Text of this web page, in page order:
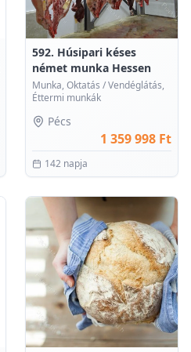
592. Húsipari késes
német munka Hessen
Munka, Oktatás /Vendéglátás,
Éttermi munkák
Pécs
1 359 998 Ft
142 napja